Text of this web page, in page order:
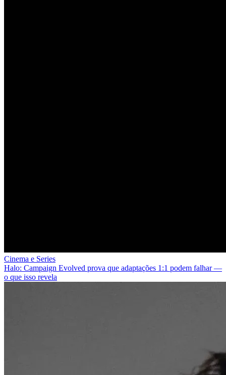
Cinema e Series
Halo: Campaign Evolved prova que adaptações 1:1 podem falhar —
o que isso revela